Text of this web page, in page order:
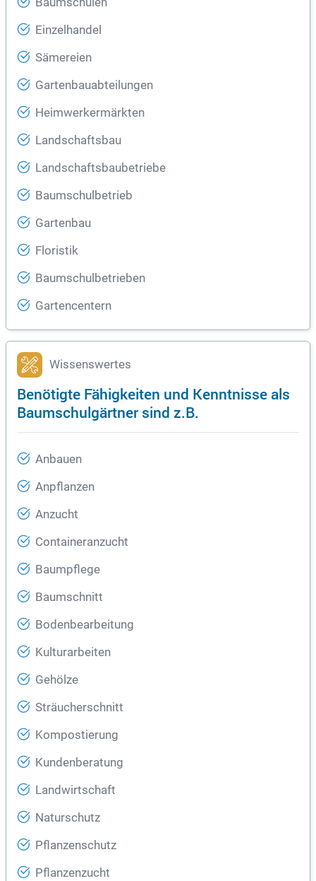
Baumschulen
Einzelhandel
Sämereien
Gartenbauabteilungen
Heimwerkermärkten
Landschaftsbau
Landschaftsbaubetriebe
Baumschulbetrieb
Gartenbau
Floristik
Baumschulbetrieben
Gartencentern
Wissenswertes
Benötigte Fähigkeiten und Kenntnisse als
Baumschulgärtner sind z.B.
Anbauen
Anpflanzen
Anzucht
Containeranzucht
Baumpflege
Baumschnitt
Bodenbearbeitung
Kulturarbeiten
Gehölze
Sträucherschnitt
Kompostierung
Kundenberatung
Landwirtschaft
Naturschutz
Pflanzenschutz
Pflanzenzucht